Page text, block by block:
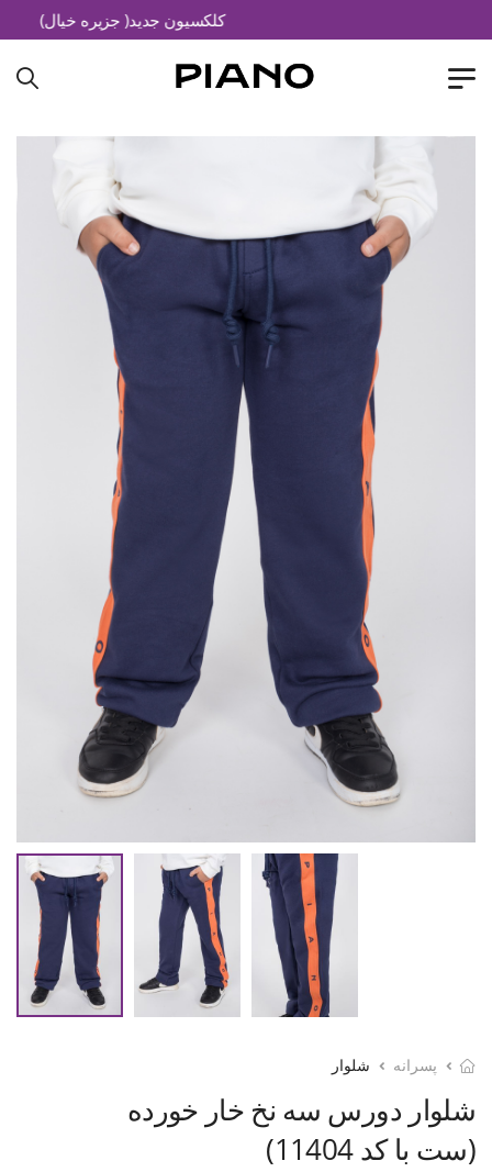
کلکسیون جدید( جزیره خیال)
پسرانه شلوار
شلوار دورس سه نخ خار خورده
(ست با کد 11404)